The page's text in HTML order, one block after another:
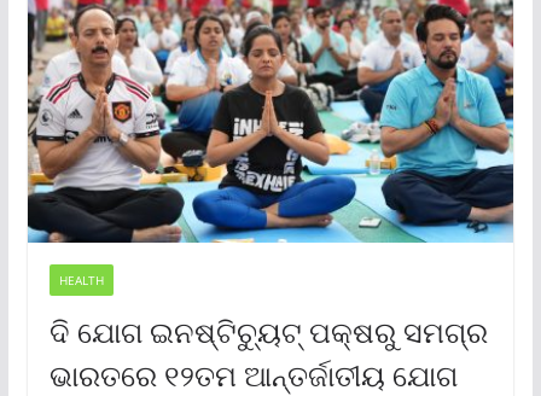
HEALTH
ଦି ଯୋଗ ଇନଷ୍ଟିଚ୍ୟୁଟ୍ ପକ୍ଷରୁ ସମଗ୍ର
ଭାରତରେ ୧୨ତମ ଆନ୍ତର୍ଜାତୀୟ ଯୋଗ